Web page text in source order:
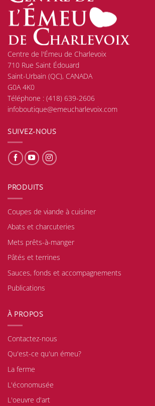
Centre de l'Émeu de Charlevoix
710 Rue Saint Édouard
Saint-Urbain (QC), CANADA
G0A 4K0
Téléphone : (418) 639-2606
infoboutique@emeucharlevoix.com
SUIVEZ-NOUS
PRODUITS
Coupes de viande à cuisiner
Abats et charcuteries
Mets prêts-à-manger
Pâtés et terrines
Sauces, fonds et accompagnements
Publications
À PROPOS
Contactez-nous
Qu'est-ce qu'un émeu?
La ferme
L'économusée
L'oeuvre d'art